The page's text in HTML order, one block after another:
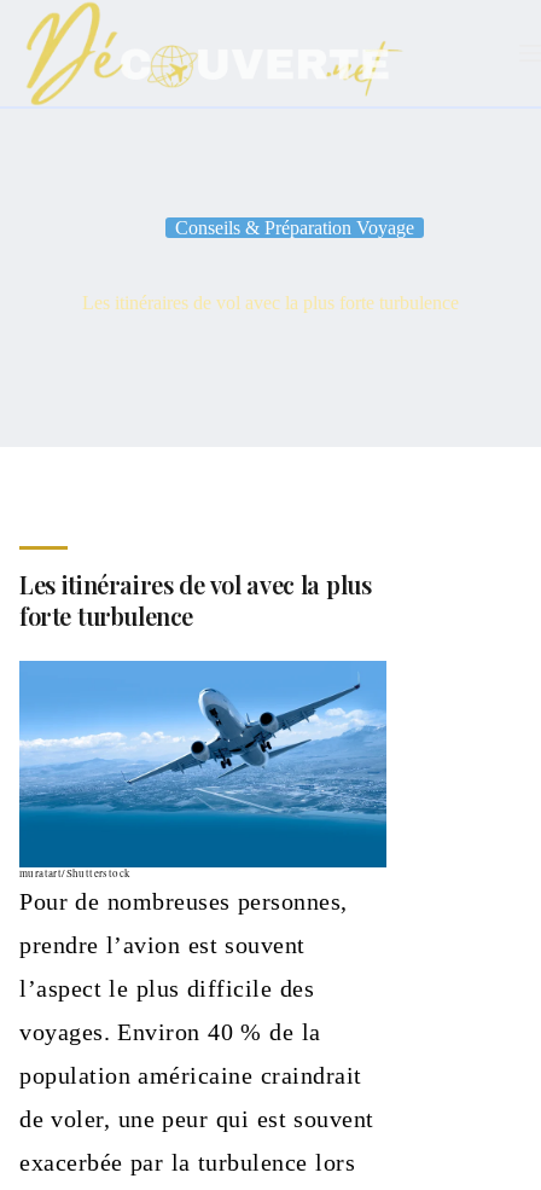
contenu
Conseils & Préparation Voyage
Les itinéraires de vol avec la plus forte turbulence
Les itinéraires de vol avec la plus
forte turbulence
muratart/Shutterstock
Pour de nombreuses personnes,
prendre l’avion est souvent
l’aspect le plus difficile des
voyages. Environ 40 % de la
population américaine craindrait
de voler, une peur qui est souvent
exacerbée par la turbulence lors